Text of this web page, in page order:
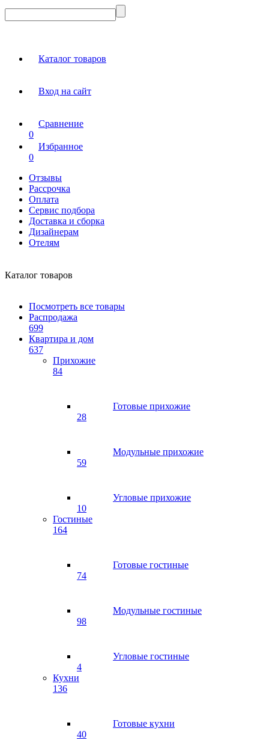
Каталог товаров
Вход на сайт
Сравнение
0
Избранное
0
Отзывы
Рассрочка
Оплата
Сервис подбора
Доставка и сборка
Дизайнерам
Отелям
Каталог товаров
Посмотреть все товары
Распродажа
699
Квартира и дом
637
Прихожие
84
Готовые прихожие
28
Модульные прихожие
59
Угловые прихожие
10
Гостиные
164
Готовые гостиные
74
Модульные гостиные
98
Угловые гостиные
4
Кухни
136
Готовые кухни
40